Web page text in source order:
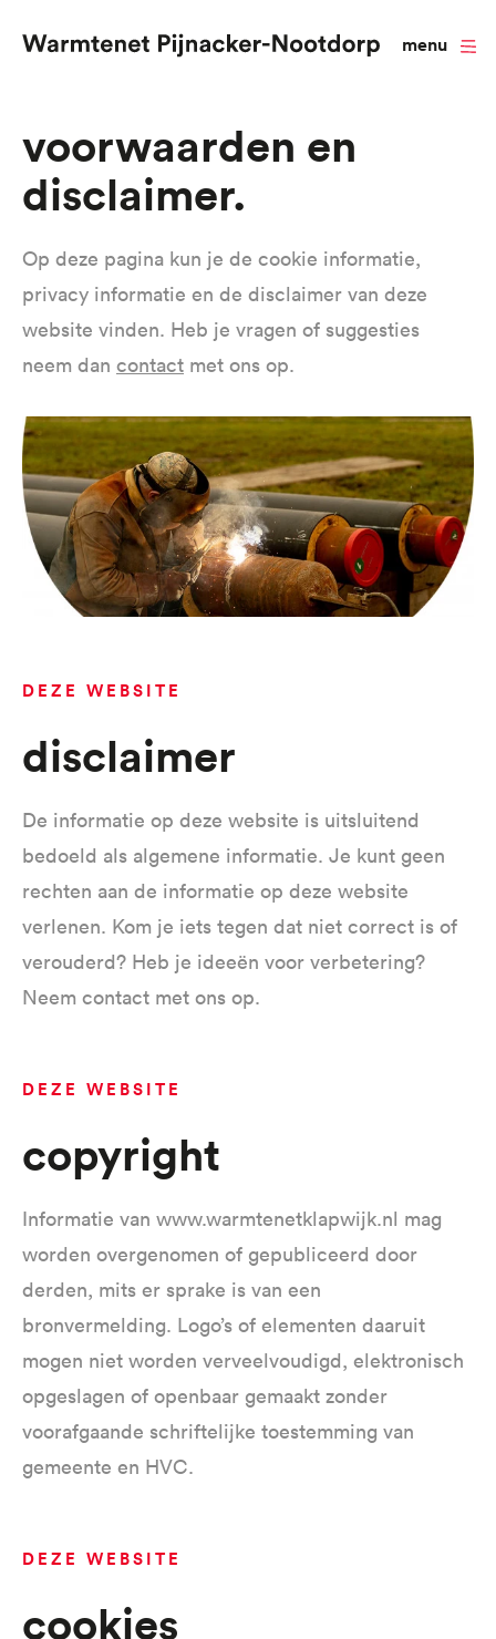
menu
en
naar
inhoud
gaan
Voorwaarden en
disclaimer
Op deze pagina kun je de cookie informatie,
privacy informatie en de disclaimer van deze
website vinden. Heb je vragen of suggesties
neem dan contact met ons op.
DEZE WEBSITE
Disclaimer
De informatie op deze website is uitsluitend
bedoeld als algemene informatie. Je kunt geen
rechten aan de informatie op deze website
verlenen. Kom je iets tegen dat niet correct is of
verouderd? Heb je ideeën voor verbetering?
Neem contact met ons op.
DEZE WEBSITE
Copyright
Informatie van www.warmtenetklapwijk.nl mag
worden overgenomen of gepubliceerd door
derden, mits er sprake is van een
bronvermelding. Logo’s of elementen daaruit
mogen niet worden verveelvoudigd, elektronisch
opgeslagen of openbaar gemaakt zonder
voorafgaande schriftelijke toestemming van
gemeente en HVC.
DEZE WEBSITE
Cookies